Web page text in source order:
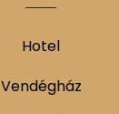
Hotel
Vendégház